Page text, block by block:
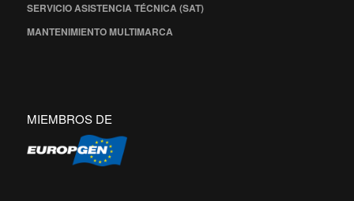
SERVICIO ASISTENCIA TÉCNICA (SAT)
MANTENIMIENTO MULTIMARCA
MIEMBROS DE